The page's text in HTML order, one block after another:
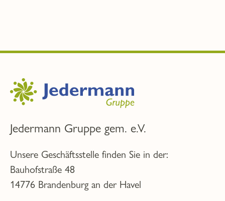
Jedermann Gruppe gem. e.V.
Unsere Geschäftsstelle finden Sie in der:
Bauhofstraße 48
14776 Brandenburg an der Havel